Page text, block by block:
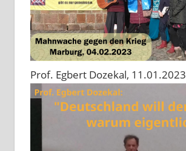
Prof. Egbert Dozekal, 11.01.2023